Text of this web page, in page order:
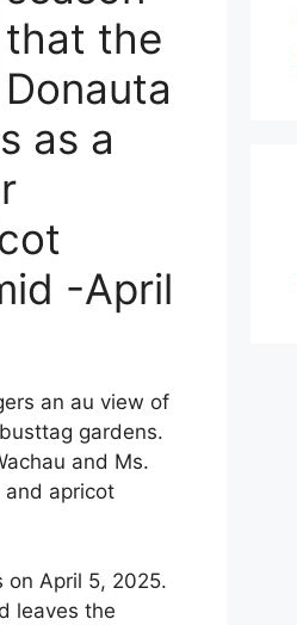
that the
Donauta
as a
-April
an au view of
gardens.
and Ms.
and apricot
April 5, 2025.
leaves the